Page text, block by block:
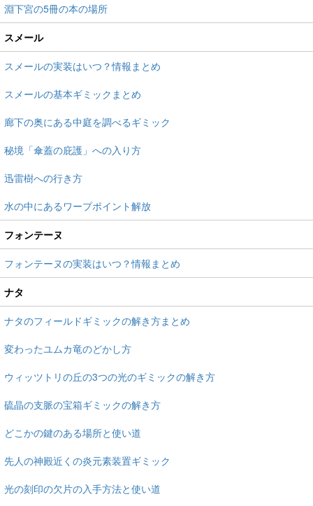
淵下宮の5冊の本の場所
スメール
スメールの実装はいつ？情報まとめ
スメールの基本ギミックまとめ
廊下の奥にある中庭を調べるギミック
秘境「傘蓋の庇護」への入り方
迅雷樹への行き方
水の中にあるワープポイント解放
フォンテーヌ
フォンテーヌの実装はいつ？情報まとめ
ナタ
ナタのフィールドギミックの解き方まとめ
変わったユムカ竜のどかし方
ウィッツトリの丘の3つの光のギミックの解き方
硫晶の支脈の宝箱ギミックの解き方
どこかの鍵のある場所と使い道
先人の神殿近くの炎元素装置ギミック
光の刻印の欠片の入手方法と使い道